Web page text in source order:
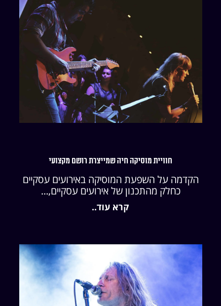
חוויית מוסיקה חיה שמייצרת רושם מקצועי
הקדמה על השפעת המוסיקה באירועים עסקיים
כחלק מהתכנון של אירועים עסקיים,...
קרא עוד..